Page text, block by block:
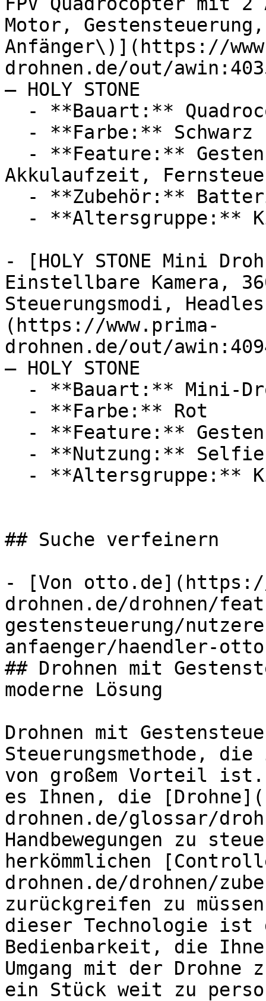
Motor,
Anfänger\)](https://
drohnen.de/out/
— HOLY STONE
Akkulaufzeit,
- [HOLY STONE Mini
Einstellbare Kamera,
Steuerungsmodi,
(https://www.prima-
drohnen.de/out/
— HOLY STONE
## Suche verfeinern
- [Von otto.de](https://
drohnen.de/drohnen/
gestensteuerung/
anfaenger/haendler-
## Drohnen mit
moderne Lösung
Drohnen mit
Steuerungsmethode,
von großem Vorteil
es Ihnen, die
drohnen.de/glossar/
Handbewegungen zu
herkömmlichen
drohnen.de/drohnen/
zurückgreifen zu
dieser Technologie
Bedienbarkeit, die
Umgang mit der
ein Stück weit zu